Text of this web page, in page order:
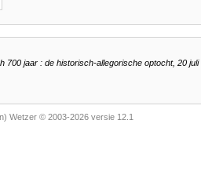
700 jaar : de historisch-allegorische optocht, 20 juli
Wetzer © 2003-2026 versie 12.1